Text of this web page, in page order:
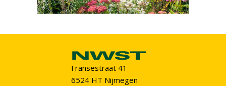
Fransestraat 41
6524 HT Nijmegen